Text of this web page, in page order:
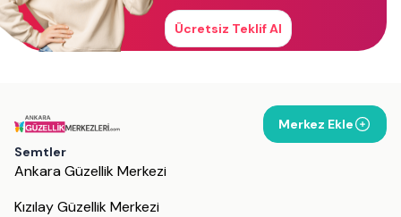
Ücretsiz Teklif Al
Merkez Ekle
Semtler
Ankara Güzellik Merkezi
Kızılay Güzellik Merkezi